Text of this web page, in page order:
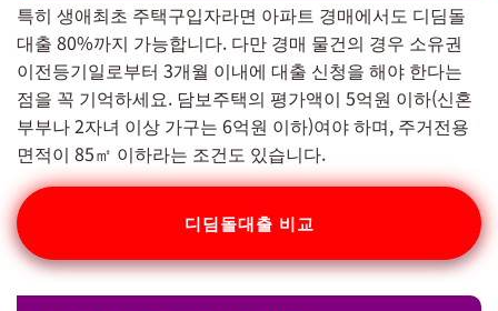
특히 생애최초 주택구입자라면 아파트 경매에서도 디딤돌
대출 80%까지 가능합니다. 다만 경매 물건의 경우 소유권
이전등기일로부터 3개월 이내에 대출 신청을 해야 한다는
점을 꼭 기억하세요. 담보주택의 평가액이 5억원 이하(신혼
부부나 2자녀 이상 가구는 6억원 이하)여야 하며, 주거전용
면적이 85㎡ 이하라는 조건도 있습니다.
디딤돌대출 비교